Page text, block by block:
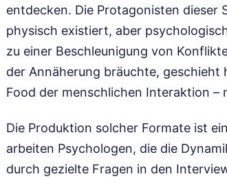
entdecken. Die Protagonisten dieser
physisch existiert, aber
zu einer Beschleunigung von
der Annäherung bräuchte, geschieht
Food der menschlichen Interaktion –
Die Produktion solcher Formate ist
arbeiten Psychologen, die die
durch gezielte Fragen in den